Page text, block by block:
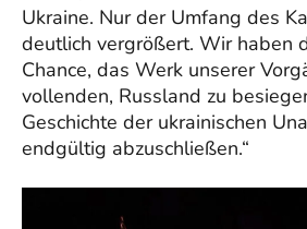
Ukraine. Nur der Umfang des
deutlich vergrößert. Wir haben
Chance, das Werk unserer
vollenden, Russland zu
Geschichte der ukrainischen
endgültig abzuschließen.“